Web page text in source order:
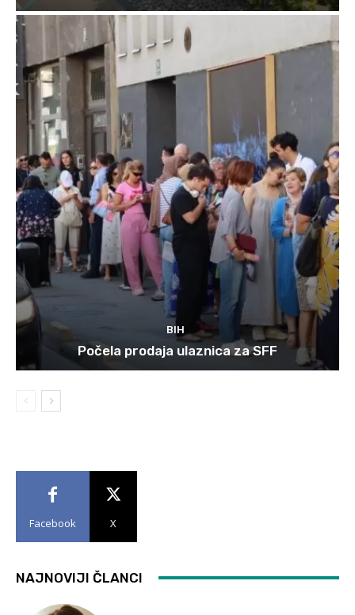
BIH
Počela prodaja ulaznica za SFF
Facebook X
NAJNOVIJI ČLANCI